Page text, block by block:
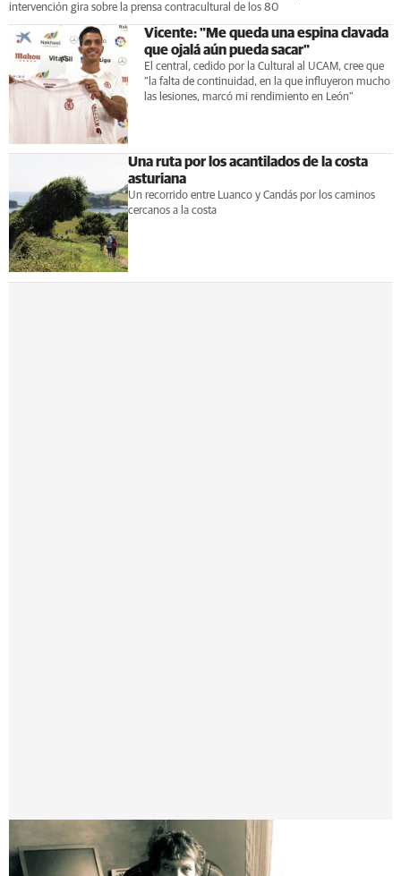
intervención gira sobre la prensa contracultural de los 80
Vicente: "Me queda una espina clavada
que ojalá aún pueda sacar"
El central, cedido por la Cultural al UCAM, cree que
"la falta de continuidad, en la que influyeron mucho
las lesiones, marcó mi rendimiento en León"
Una ruta por los acantilados de la costa
asturiana
Un recorrido entre Luanco y Candás por los caminos
cercanos a la costa